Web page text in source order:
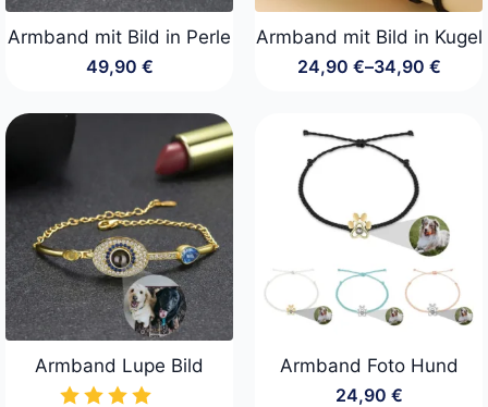
Armband mit Bild in Perle
49,90 €
Armband mit Bild in Kugel
24,90 €–34,90 €
Preisspanne:
34,90 €
Armband Lupe Bild
Armband Foto Hund
24,90 €